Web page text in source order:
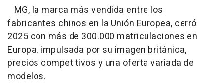
MG, la marca más vendida entre los
fabricantes chinos en la Unión Europea, cerró
2025 con más de 300.000 matriculaciones en
Europa, impulsada por su imagen británica,
precios competitivos y una oferta variada de
modelos.